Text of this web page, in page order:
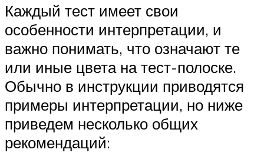
Каждый тест имеет свои
особенности интерпретации, и
важно понимать, что означают те
или иные цвета на тест-полоске.
Обычно в инструкции приводятся
примеры интерпретации, но ниже
приведем несколько общих
рекомендаций: